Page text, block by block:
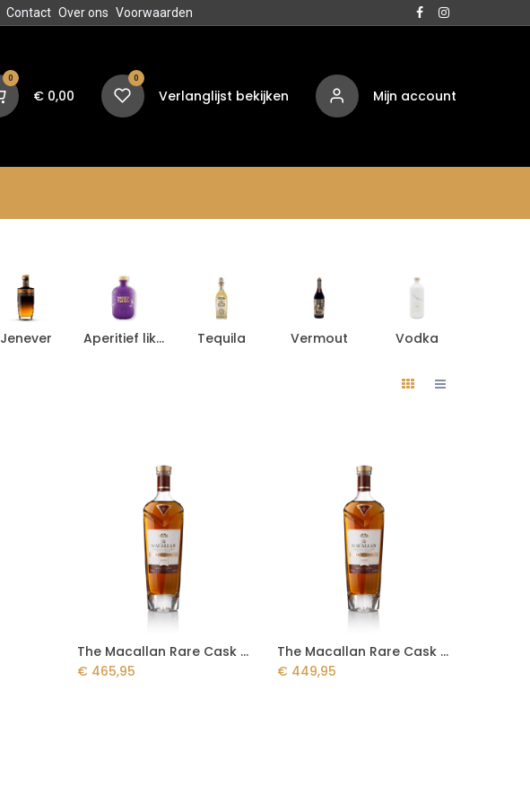
Contact Over ons Voorwaarden
0
€ 0,00
0
Verlanglijst bekijken Mijn account
Jenever Aperitief likeur Tequila Vermout Vodka
Add to Cart
The Macallan Rare Cask 2024 70cl
€ 465,95
Add to Cart
The Macallan Rare Cask 70cl - Release 2023
€ 449,95